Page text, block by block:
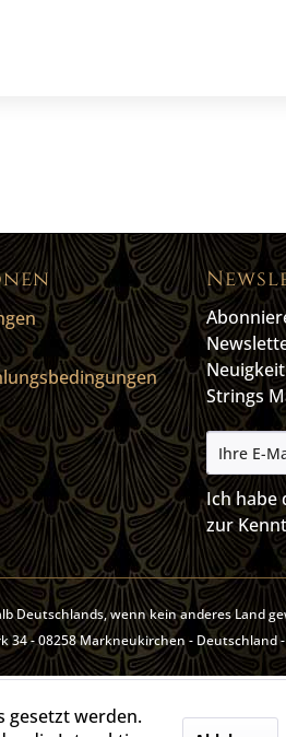
Strings
Ich habe
zur
Deutschlands, wenn kein anderes Land
- 08258 Markneukirchen - Deutschland
gesetzt werden.